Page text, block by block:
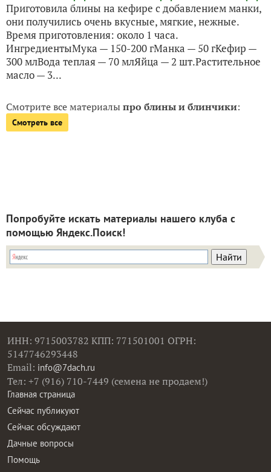
Приготовила блины на кефире с добавлением манки,
они получились очень вкусные, мягкие, нежные.
Время приготовления: около 1 часа.
ИнгредиентыМука — 150-200 гМанка — 50 гКефир —
300 млВода теплая — 70 млЯйца — 2 шт.Растительное
масло — 3...
Смотрите все материалыпро блины и блинчики:
Смотреть все
Попробуйте искать материалы нашего клуба с
помощью Яндекс.Поиск!
ИНН: 9715003782 КПП: 771501001 ОГРН:
5147746293448
Email: info@7dach.ru
Тел: +7 (916) 710-7449 (семена не продаем!)
Главная страница
Сейчас публикуют
Сейчас обсуждают
Дачные вопросы
Помощь